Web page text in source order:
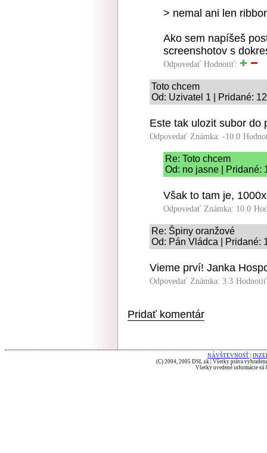
> nemal ani len
Ako sem napíšeš
screenshotov s
Odpovedať Hodnotiť:
Toto chcem
Od: Uzivatel 1 | Pridané:
Este tak ulozit subor do
Odpovedať Známka: -10.0
Re: Toto chcem
Od: no jasne | Pridané:
Však to tam je,
Odpovedať Známka: 10.0
Re: Špiny oranžové
Od: Pán Vládca | Pridané:
Vieme prví! Janka
Odpovedať Známka: 3.3
Pridať komentár
NÁVŠTEVNOSŤ
(C) 2004, 2005 DSL.sk | Všetky práva
Všetky uvedené informácie sú